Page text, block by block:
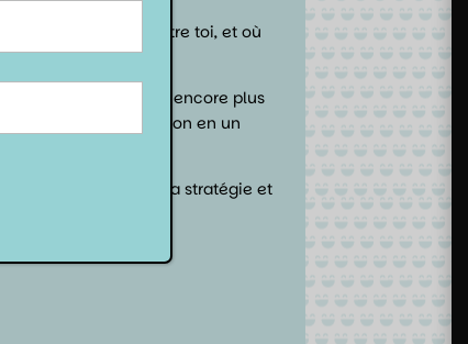
si le destin était contre toi, et où
aventurier ! 🌟
un personnage encore plus
chaque session en un
sur l’immersion, la stratégie et